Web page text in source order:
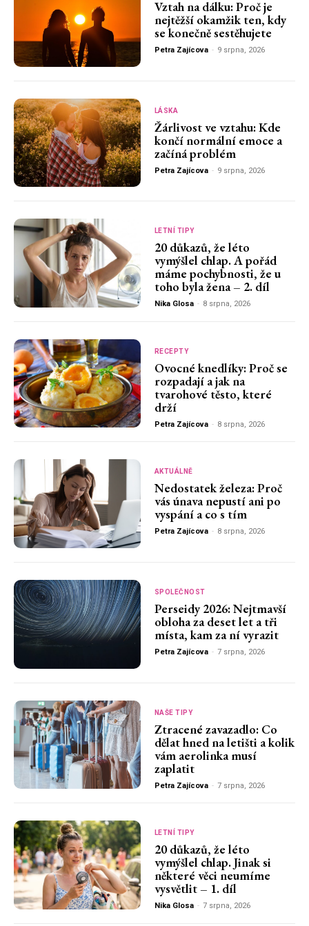
Vztah na dálku: Proč je
nejtěžší okamžik ten, kdy
se konečně sestěhujete
Petra Zajícova - 9 srpna, 2026
LÁSKA
Žárlivost ve vztahu: Kde
končí normální emoce a
začíná problém
Petra Zajícova - 9 srpna, 2026
LETNÍ TIPY
20 důkazů, že léto
vymýšlel chlap. A pořád
máme pochybnosti, že u
toho byla žena – 2. díl
Nika Glosa - 8 srpna, 2026
RECEPTY
Ovocné knedlíky: Proč se
rozpadají a jak na
tvarohové těsto, které
drží
Petra Zajícova - 8 srpna, 2026
AKTUÁLNĚ
Nedostatek železa: Proč
vás únava nepustí ani po
vyspání a co s tím
Petra Zajícova - 8 srpna, 2026
SPOLEČNOST
Perseidy 2026: Nejtmavší
obloha za deset let a tři
místa, kam za ní vyrazit
Petra Zajícova - 7 srpna, 2026
NAŠE TIPY
Ztracené zavazadlo: Co
dělat hned na letišti a kolik
vám aerolinka musí
zaplatit
Petra Zajícova - 7 srpna, 2026
LETNÍ TIPY
20 důkazů, že léto
vymýšlel chlap. Jinak si
některé věci neumíme
vysvětlit – 1. díl
Nika Glosa - 7 srpna, 2026